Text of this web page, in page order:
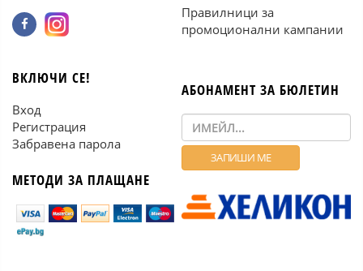
Правилници за
промоционални кампании
ВКЛЮЧИ СЕ!
Вход
Регистрация
Забравена парола
МЕТОДИ ЗА ПЛАЩАНЕ
АБОНАМЕНТ ЗА БЮЛЕТИН